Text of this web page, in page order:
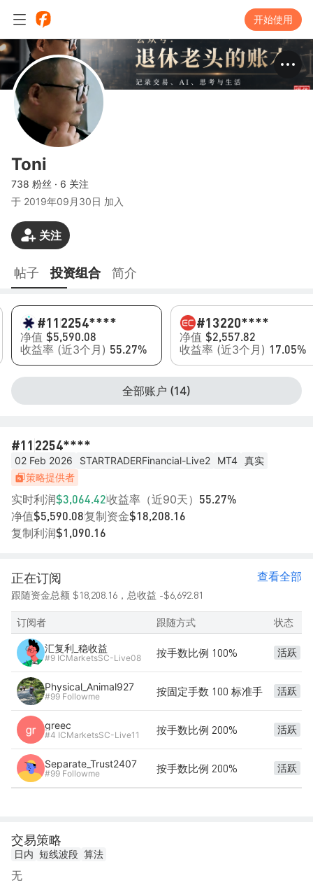
开始使用
Toni
738 粉丝 · 6 关注
于 2019年09月30日 加入
关注
帖子 投资组合 简介
#11 2254****
净值 $5,590.08
收益率 (近3个月) 55.27%
#13220****
净值 $2,557.82
收益率 (近3个月) 17.05%
全部账户 (14)
#11 2254****
02 Feb 2026 STARTRADERFinancial-Live2 MT4 真实
策略提供者
实时利润$3,064.42收益率（近90天） 55.27%
净值$5,590.08复制资金$18,208.16
复制利润$1,090.16
正在订阅 查看全部
跟随资金总额 $18,208.16 ，总收益 -$6,692.81
订阅者 跟随方式 状态
汇复利_稳收益
#9 ICMarketsSC-Live08 按手数比例 100% 活跃
Physical_Animal927
#99 Followme 按固定手数 100 标准手 活跃
greec
#4 ICMarketsSC-Live11 按手数比例 200% 活跃
Separate_Trust2407
#99 Followme 按手数比例 200% 活跃
交易策略
日内 短线波段 算法
无